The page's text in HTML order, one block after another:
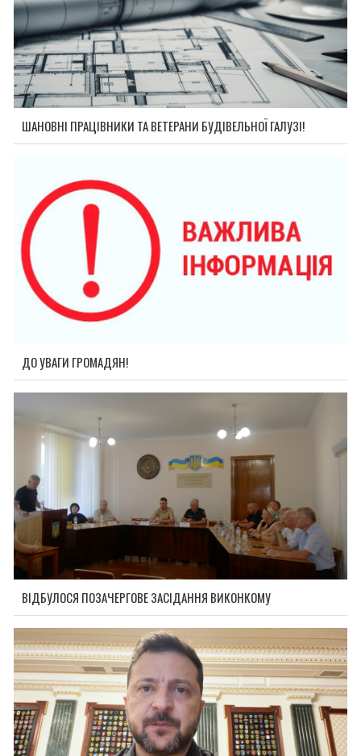
ШАНОВНІ ПРАЦІВНИКИ ТА ВЕТЕРАНИ БУДІВЕЛЬНОЇ ГАЛУЗІ!
ДО УВАГИ ГРОМАДЯН!
ВІДБУЛОСЯ ПОЗАЧЕРГОВЕ ЗАСІДАННЯ ВИКОНКОМУ